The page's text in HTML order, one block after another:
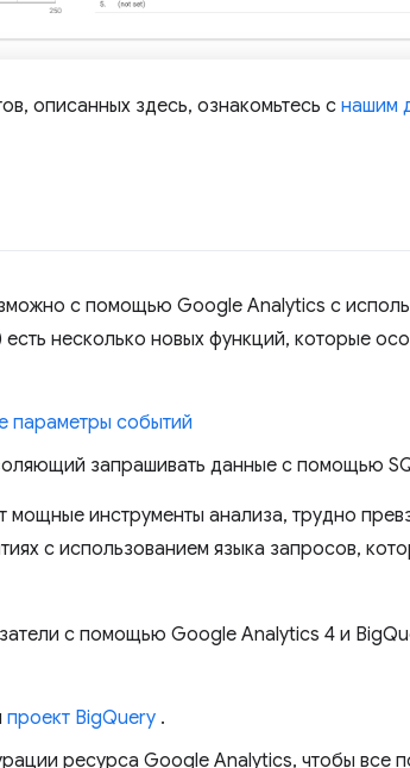
описанных здесь, ознакомьтесь с нашим
с помощью Google Analytics с
есть несколько новых функций, которые
параметры событий
запрашивать данные с помощью
инструменты анализа, трудно
с использованием языка запросов,
с помощью Google Analytics 4 и
проект BigQuery .
ресурса Google Analytics, чтобы все